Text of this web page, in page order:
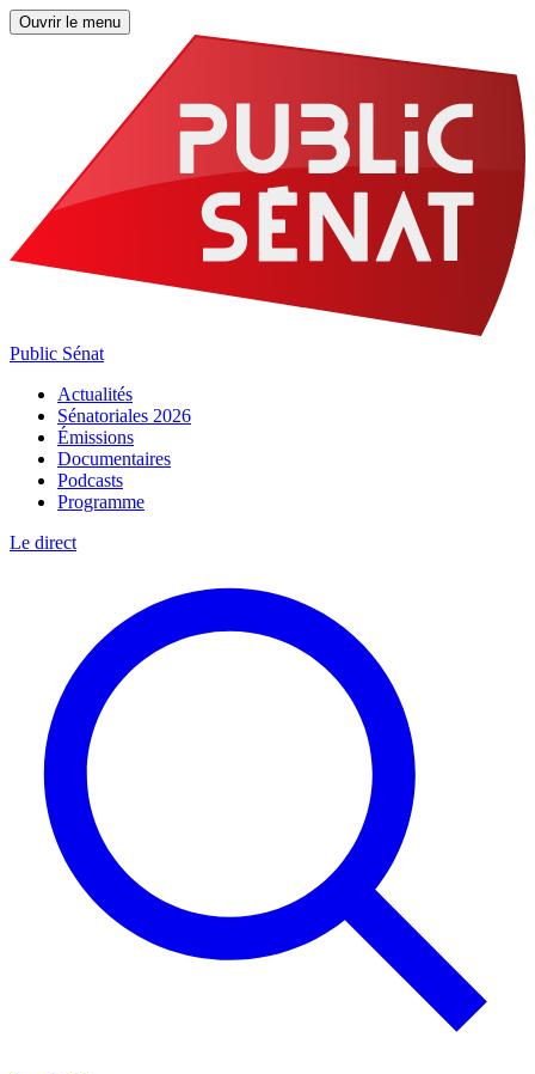
Ouvrir le menu
Public Sénat
Actualités
Sénatoriales 2026
Émissions
Documentaires
Podcasts
Programme
Le direct